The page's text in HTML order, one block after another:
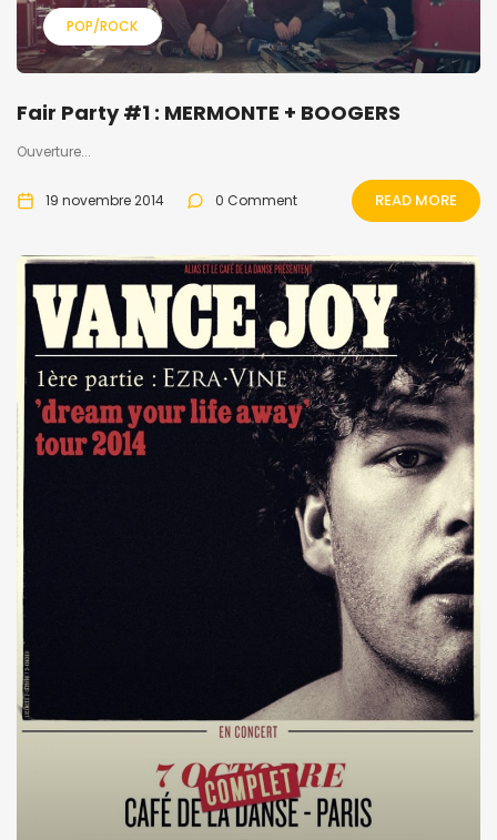
POP/ROCK
Fair Party #1 : MERMONTE + BOOGERS
Ouverture...
19 novembre 2014 0 Comment READ MORE